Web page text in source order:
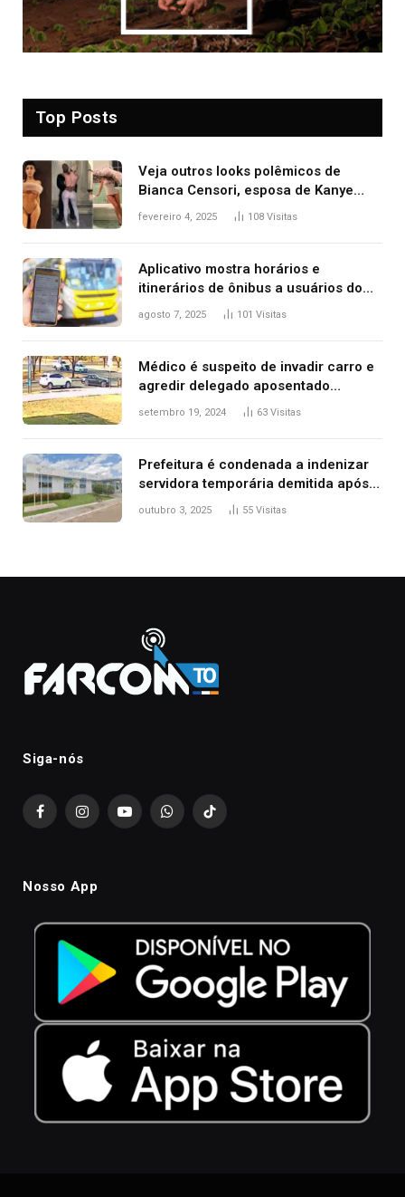
Top Posts
Veja outros looks polêmicos de
Bianca Censori, esposa de Kanye
West que apareceu nua no Grammy
fevereiro 4, 2025 108 Visitas
Aplicativo mostra horários e
itinerários de ônibus a usuários do
transporte público de Palmas; confira
agosto 7, 2025 101 Visitas
Médico é suspeito de invadir carro e
agredir delegado aposentado
durante confusão no trânsito
setembro 19, 2024 63 Visitas
Prefeitura é condenada a indenizar
servidora temporária demitida após
nascimento da filha
outubro 3, 2025 55 Visitas
Siga-nós
FacebookInstagramYouTubeWhatsAppTikTok
Nosso App